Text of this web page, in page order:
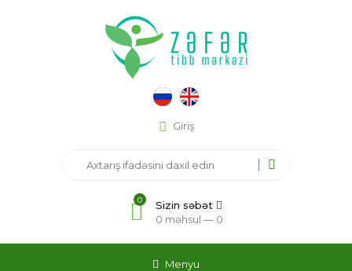
Giriş
0
Sizin səbət
0 məhsul — 0
Menyu